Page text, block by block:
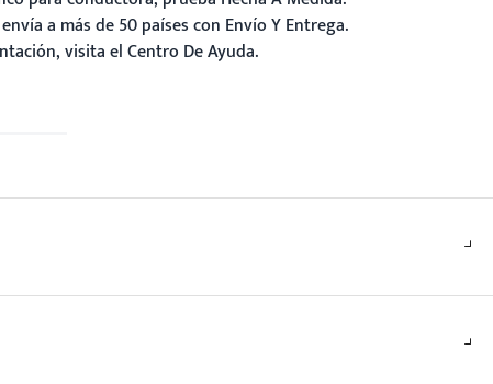
a más de 50 países con Envío Y Entrega.
visita elCentro De Ayuda.